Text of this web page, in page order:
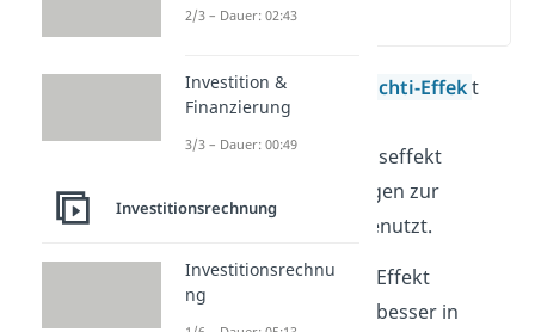
Mit demLohmann-Ruchti-Effekt
oder auch dem
Kapazitäterweiterungseffekt
werden Abschreibungen zur
Selbstfinanzierung genutzt.
Den Lohmann Ruchti Effekt
erklären wir dir noch besser in
2/3 – Dauer: 02:43
Investition &
Finanzierung
3/3 – Dauer: 00:49
Investitionsrechnung
Investitionsrechnu
ng